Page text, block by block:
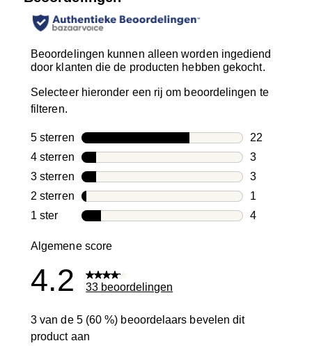
Beoordelingen kunnen alleen worden ingediend
door klanten die de producten hebben gekocht.
Selecteer hieronder een rij om beoordelingen te
filteren.
5 sterren sterren
22
22
4 sterren sterren
3
3
3 sterren sterren
3
3
2 sterren sterren
1
1
1 ster sterren
4
Algemene score
4.2 33 beoordelingen
3 van de 5 (60 %) beoordelaars bevelen dit
product aan